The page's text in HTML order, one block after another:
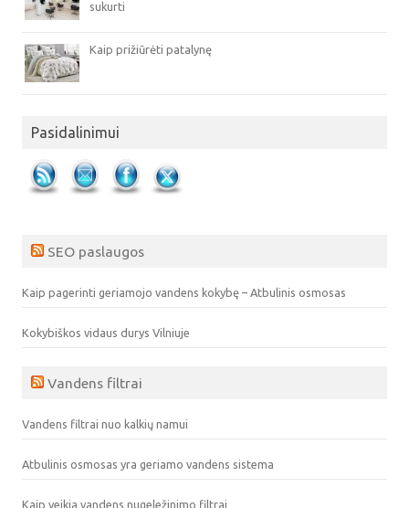
sukurti
Kaip prižiūrėti patalynę
Pasidalinimui
SEO paslaugos
Kaip pagerinti geriamojo vandens kokybę – Atbulinis osmosas
Kokybiškos vidaus durys Vilniuje
Vandens filtrai
Vandens filtrai nuo kalkių namui
Atbulinis osmosas yra geriamo vandens sistema
Kaip veikia vandens nugeležinimo filtrai